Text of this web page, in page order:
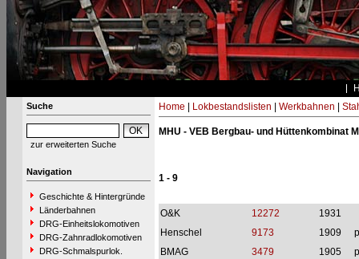
Suche
zur erweiterten Suche
Navigation
Geschichte & Hintergründe
Länderbahnen
DRG-Einheitslokomotiven
DRG-Zahnradlokomotiven
DRG-Schmalspurlok.
Home Lokbestandslisten Werkbahnen
MHU - VEB Bergbau- und Hüttenkombinat
1 - 9
O&K 12272
1931
Henschel
9173 1909
BMAG
3479 1905